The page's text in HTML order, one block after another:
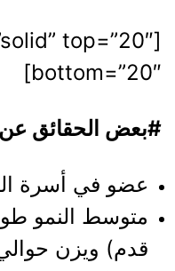
top=”20″
bottom=”20″]
#بعض الحقائق عن
عضو في أسرة